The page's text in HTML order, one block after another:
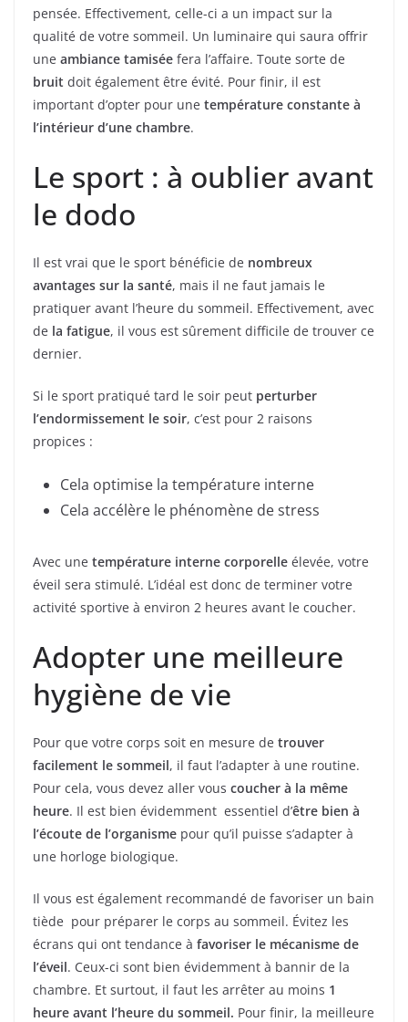
pensée. Effectivement, celle-ci a un impact sur la
qualité de votre sommeil. Un luminaire qui saura offrir
une ambiance tamisée fera l’affaire. Toute sorte de
bruit doit également être évité. Pour finir, il est
important d’opter pour une température constante à
l’intérieur d’une chambre.
Le sport : à oublier avant
le dodo
Il est vrai que le sport bénéficie de nombreux
avantages sur la santé, mais il ne faut jamais le
pratiquer avant l’heure du sommeil. Effectivement, avec
de la fatigue, il vous est sûrement difficile de trouver ce
dernier.
Si le sport pratiqué tard le soir peut perturber
l’endormissement le soir, c’est pour 2 raisons
propices :
Cela optimise la température interne
Cela accélère le phénomène de stress
Avec une température interne corporelle élevée, votre
éveil sera stimulé. L’idéal est donc de terminer votre
activité sportive à environ 2 heures avant le coucher.
Adopter une meilleure
hygiène de vie
Pour que votre corps soit en mesure de trouver
facilement le sommeil, il faut l’adapter à une routine.
Pour cela, vous devez aller vous coucher à la même
heure. Il est bien évidemment essentiel d’être bien à
l’écoute de l’organisme pour qu’il puisse s’adapter à
une horloge biologique.
Il vous est également recommandé de favoriser un bain
tiède pour préparer le corps au sommeil. Évitez les
écrans qui ont tendance à favoriser le mécanisme de
l’éveil. Ceux-ci sont bien évidemment à bannir de la
chambre. Et surtout, il faut les arrêter au moins 1
heure avant l’heure du sommeil. Pour finir, la meilleure